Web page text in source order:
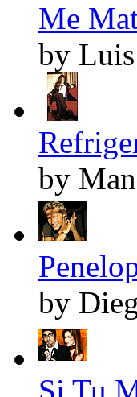
Me
by
by
by